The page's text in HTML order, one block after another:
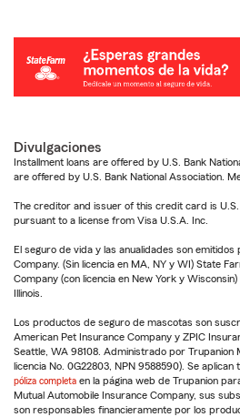
Divulgaciones
Installment loans are offered by U.S. Bank
are offered by U.S. Bank National Association.
The creditor and issuer of this credit card is U.S.
pursuant to a license from Visa U.S.A. Inc.
El seguro de vida y las anualidades son
Company. (Sin licencia en MA, NY y WI) State
Company (con licencia en New York y
Illinois.
Los productos de seguro de mascotas son
American Pet Insurance Company y ZPIC
Seattle, WA 98108. Administrado por Trupanion
licencia No. 0G22803, NPN 9588590). Se
póliza completa en la página web de Trupanion
Mutual Automobile Insurance Company, sus
son responsables financieramente por los